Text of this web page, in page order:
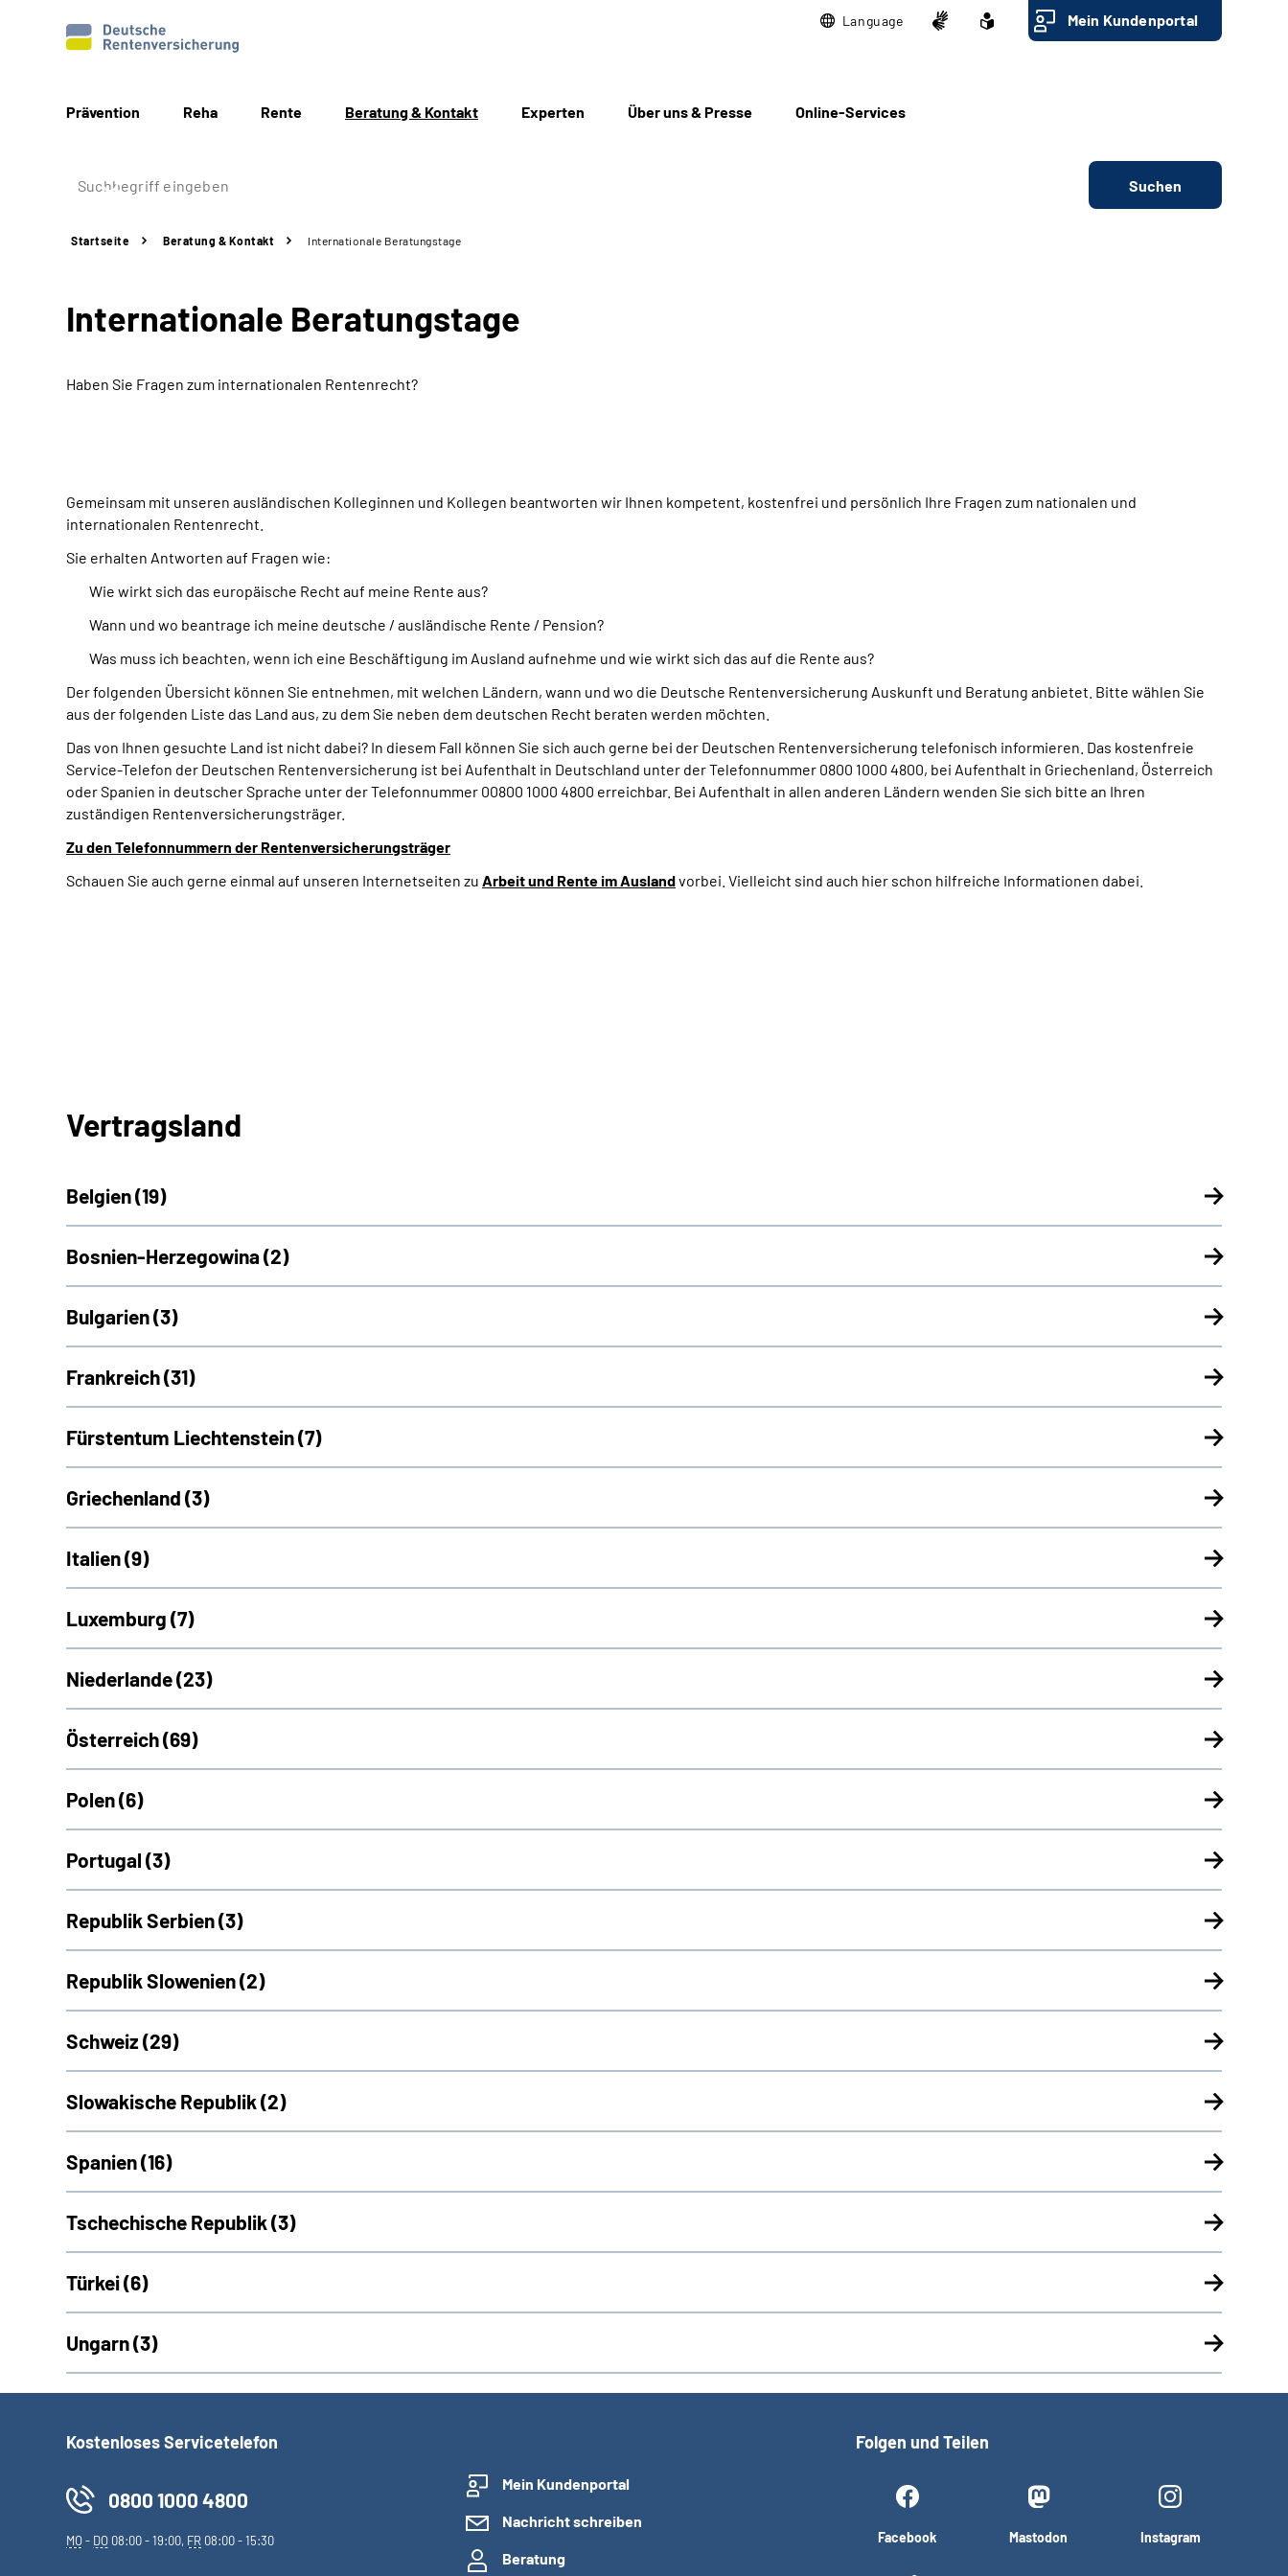
Language Mein Kundenportal
Prävention Reha Rente Beratung & Kontakt Experten Über uns & Presse Online-Services
Suchen
Startseite Beratung & Kontakt Internationale Beratungstage
Internationale Beratungstage
Haben Sie Fragen zum internationalen Rentenrecht?
Gemeinsam mit unseren ausländischen Kolleginnen und Kollegen beantworten wir Ihnen kompetent, kostenfrei und persönlich Ihre Fragen zum nationalen und
internationalen Rentenrecht.
Sie erhalten Antworten auf Fragen wie:
Wie wirkt sich das europäische Recht auf meine Rente aus?
Wann und wo beantrage ich meine deutsche / ausländische Rente / Pension?
Was muss ich beachten, wenn ich eine Beschäftigung im Ausland aufnehme und wie wirkt sich das auf die Rente aus?
Der folgenden Übersicht können Sie entnehmen, mit welchen Ländern, wann und wo die Deutsche Rentenversicherung Auskunft und Beratung anbietet. Bitte wählen Sie
aus der folgenden Liste das Land aus, zu dem Sie neben dem deutschen Recht beraten werden möchten.
Das von Ihnen gesuchte Land ist nicht dabei? In diesem Fall können Sie sich auch gerne bei der Deutschen Rentenversicherung telefonisch informieren. Das kostenfreie
Service-Telefon der Deutschen Rentenversicherung ist bei Aufenthalt in Deutschland unter der Telefonnummer 0800 1000 4800, bei Aufenthalt in Griechenland, Österreich
oder Spanien in deutscher Sprache unter der Telefonnummer 00800 1000 4800 erreichbar. Bei Aufenthalt in allen anderen Ländern wenden Sie sich bitte an Ihren
zuständigen Rentenversicherungsträger.
Zu den Telefonnummern der Rentenversicherungsträger
Schauen Sie auch gerne einmal auf unseren Internetseiten zu Arbeit und Rente im Auslandvorbei. Vielleicht sind auch hier schon hilfreiche Informationen dabei.
Vertragsland
Belgien (19)
Bosnien-Herzegowina (2)
Bulgarien (3)
Frankreich (31)
Fürstentum Liechtenstein (7)
Griechenland (3)
Italien (9)
Luxemburg (7)
Niederlande (23)
Österreich (69)
Polen (6)
Portugal (3)
Republik Serbien (3)
Republik Slowenien (2)
Schweiz (29)
Slowakische Republik (2)
Spanien (16)
Tschechische Republik (3)
Türkei (6)
Ungarn (3)
Kostenloses Servicetelefon
0800 1000 4800
MO- DO 08:00 - 19:00, FR 08:00 - 15:30
Mein Kundenportal
Nachricht schreiben
Beratung
Folgen und Teilen
Facebook Mastodon Instagram